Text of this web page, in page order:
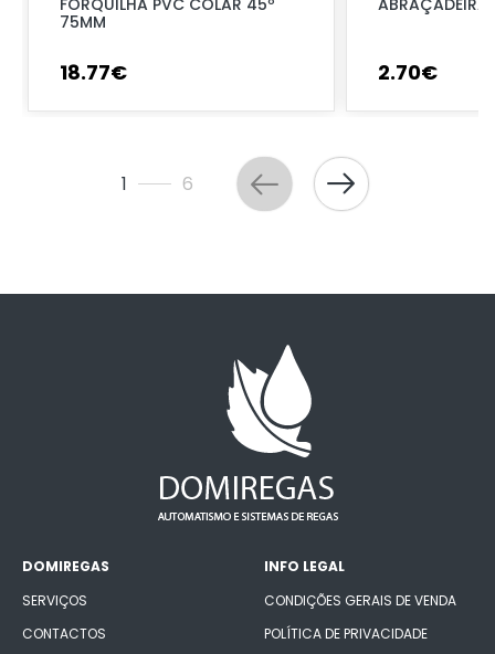
75MM
18.77€ 2.70€
1 6
DOMIREGAS
SERVIÇOS
CONTACTOS
INFO LEGAL
CONDIÇÕES GERAIS DE VENDA
POLÍTICA DE PRIVACIDADE